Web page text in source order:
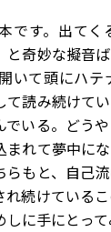
です。出てく
と奇妙な擬音
て頭にハテ
て読み続けて
でいる。どう
まれて夢中に
もと、自己
れ続けている
に手にとって